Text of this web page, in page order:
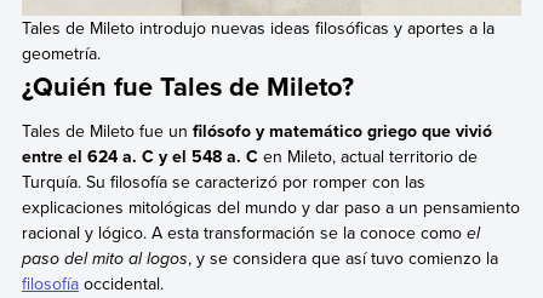
Tales de Mileto introdujo nuevas ideas filosóficas y aportes a la
geometría.
¿Quién fue Tales de Mileto?
Tales de Mileto fue un filósofo y matemático griego que vivió
entre el 624 a. C y el 548 a. Cen Mileto, actual territorio de
Turquía. Su filosofía se caracterizó por romper con las
explicaciones mitológicas del mundo y dar paso a un pensamiento
racional y lógico. A esta transformación se la conoce como el
paso del mito al logos, y se considera que así tuvo comienzo la
filosofíaoccidental.